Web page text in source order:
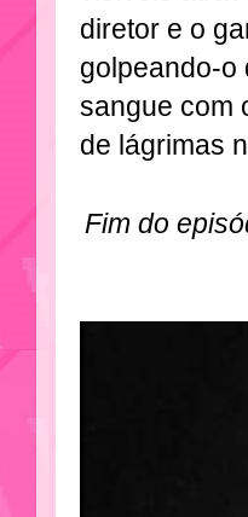
diretor e o
golpeando-o
sangue com
de lágrimas
Fim do